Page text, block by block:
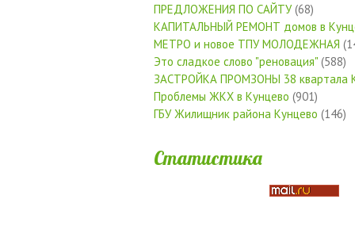
ПРЕДЛОЖЕНИЯ ПО САЙТУ(68)
КАПИТАЛЬНЫЙ РЕМОНТ домов в
МЕТРО и новое ТПУ МОЛОДЕЖНАЯ
Это сладкое слово "реновация" (588)
ЗАСТРОЙКА ПРОМЗОНЫ 38 квартала
Проблемы ЖКХ в Кунцево (901)
ГБУ Жилищник района Кунцево (146)
Статистика